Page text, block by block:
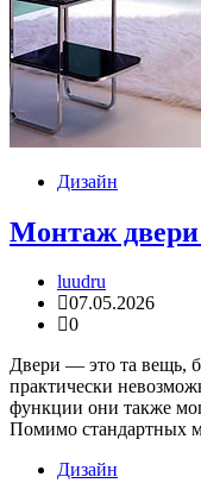
Дизайн
Монтаж двери
luudru
07.05.2026
0
Двери — это та вещь,
практически
функции они также
Помимо стандартных
Дизайн